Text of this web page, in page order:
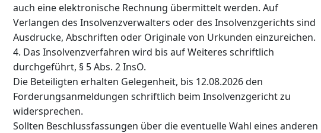
auch eine elektronische Rechnung übermittelt werden. Auf
Verlangen des Insolvenzverwalters oder des Insolvenzgerichts sind
Ausdrucke, Abschriften oder Originale von Urkunden einzureichen.
4. Das Insolvenzverfahren wird bis auf Weiteres schriftlich
durchgeführt, § 5 Abs. 2 InsO.
Die Beteiligten erhalten Gelegenheit, bis 12.08.2026 den
Forderungsanmeldungen schriftlich beim Insolvenzgericht zu
widersprechen.
Sollten Beschlussfassungen über die eventuelle Wahl eines anderen